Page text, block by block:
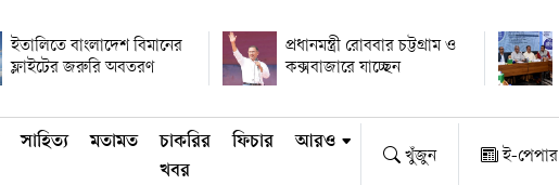
ইতালিতে বাংলাদেশ বিমানের
ফ্লাইটের জরুরি অবতরণ
প্রধানমন্ত্রী রোববার চট্টগ্রাম ও
কক্সবাজারে যাচ্ছেন
সাহিত্য মতামত
চাকরির
খবর
ফিচার আরও
খুঁজুন ই-পেপার